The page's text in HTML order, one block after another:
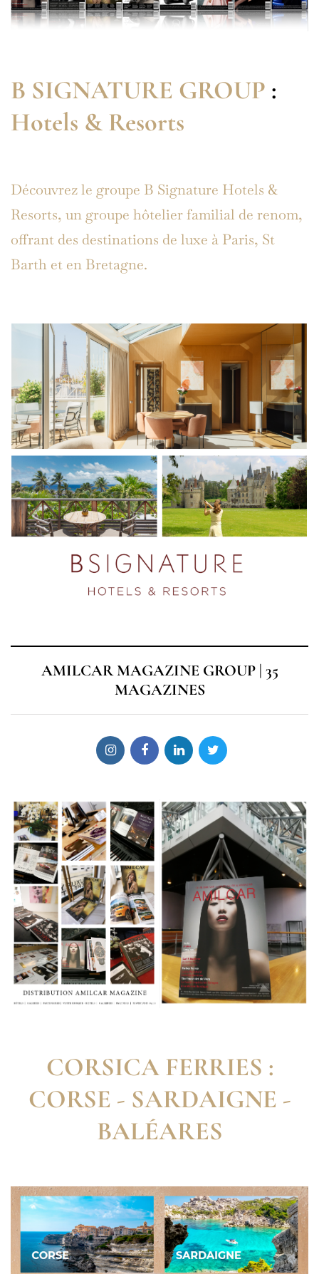
B SIGNATURE GROUP :
Hotels & Resorts
Découvrez le groupe B Signature Hotels &
Resorts, un groupe hôtelier familial de renom,
offrant des destinations de luxe à Paris, St
Barth et en Bretagne.
AMILCAR MAGAZINE GROUP | 35
MAGAZINES
CORSICA FERRIES :
CORSE - SARDAIGNE -
BALÉARES